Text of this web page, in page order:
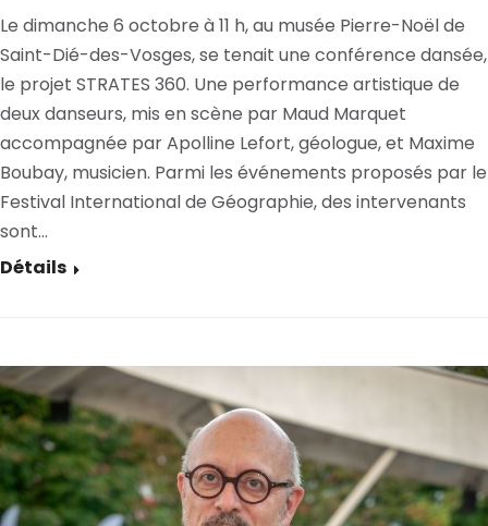
Le dimanche 6 octobre à 11 h, au musée Pierre-Noël de
Saint-Dié-des-Vosges, se tenait une conférence dansée,
le projet STRATES 360. Une performance artistique de
deux danseurs, mis en scène par Maud Marquet
accompagnée par Apolline Lefort, géologue, et Maxime
Boubay, musicien. Parmi les événements proposés par le
Festival International de Géographie, des intervenants
sont…
Détails